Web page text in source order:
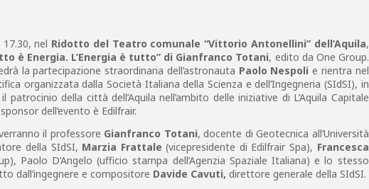
17.30, nel Ridotto del Teatro comunale “Vittorio Antonellini” dell’Aquila,
è Energia. L’Energia è tutto” di Gianfranco Totani, edito da One Group.
la partecipazione straordinaria dell’astronauta Paolo Nespoli e rientra nel
organizzata dalla Società Italiana della Scienza e dell’Ingegneria (SIdSI), in
della città dell’Aquila nell’ambito delle iniziative di L’Aquila Capitale
dell’evento è Edilfrair.
il professore Gianfranco Totani, docente di Geotecnica all’Università
della SIdSI, Marzia Frattale (vicepresidente di Edilfrair Spa), Francesca
Paolo D’Angelo (ufficio stampa dell’Agenzia Spaziale Italiana) e lo stesso
dall’ingegnere e compositore Davide Cavuti, direttore generale della SIdSI.